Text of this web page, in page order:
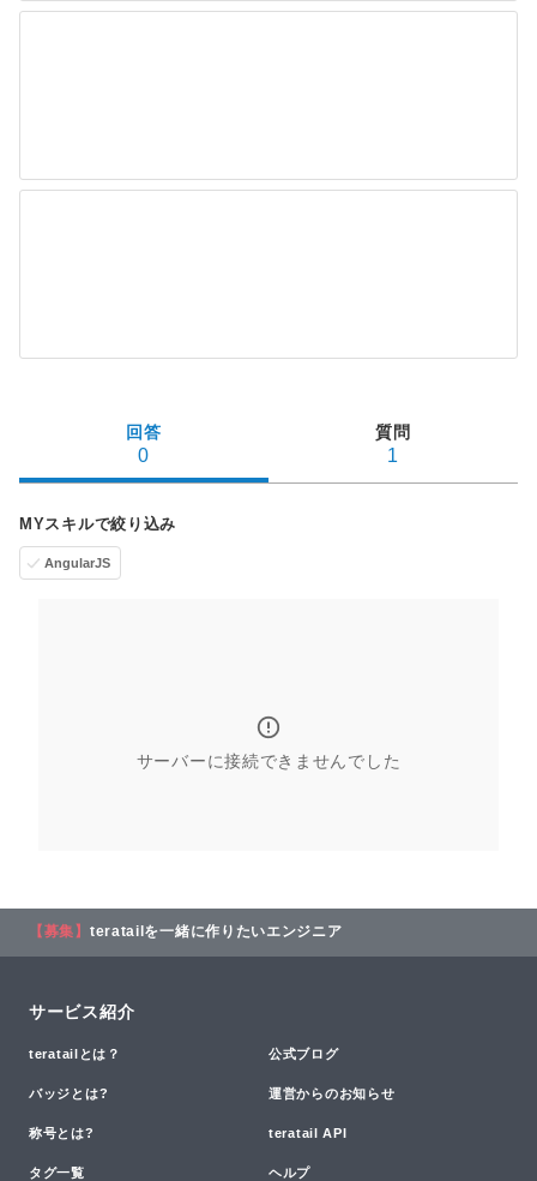
回答
0
質問
1
MYスキルで絞り込み
AngularJS
サーバーに接続できませんでした
【募集】 teratailを一緒に作りたいエンジニア
サービス紹介
teratailとは？ 公式ブログ
バッジとは? 運営からのお知らせ
称号とは? teratail API
タグ一覧 ヘルプ